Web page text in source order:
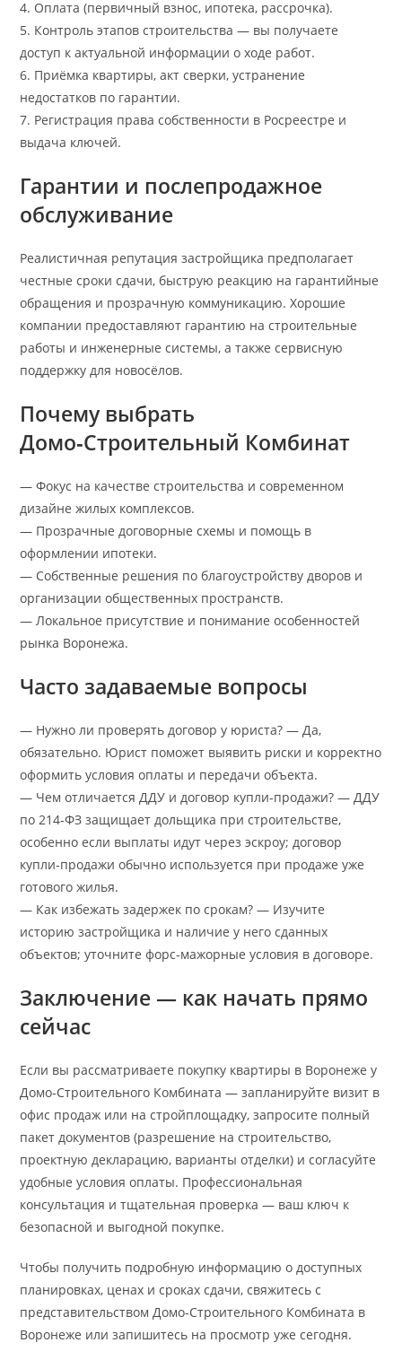
4. Оплата (первичный взнос, ипотека, рассрочка).
5. Контроль этапов строительства — вы получаете
доступ к актуальной информации о ходе работ.
6. Приёмка квартиры, акт сверки, устранение
недостатков по гарантии.
7. Регистрация права собственности в Росреестре и
выдача ключей.
Гарантии и послепродажное
обслуживание
Реалистичная репутация застройщика предполагает
честные сроки сдачи, быструю реакцию на гарантийные
обращения и прозрачную коммуникацию. Хорошие
компании предоставляют гарантию на строительные
работы и инженерные системы, а также сервисную
поддержку для новосёлов.
Почему выбрать
Домо‑Строительный Комбинат
— Фокус на качестве строительства и современном
дизайне жилых комплексов.
— Прозрачные договорные схемы и помощь в
оформлении ипотеки.
— Собственные решения по благоустройству дворов и
организации общественных пространств.
— Локальное присутствие и понимание особенностей
рынка Воронежа.
Часто задаваемые вопросы
— Нужно ли проверять договор у юриста? — Да,
обязательно. Юрист поможет выявить риски и корректно
оформить условия оплаты и передачи объекта.
— Чем отличается ДДУ и договор купли‑продажи? — ДДУ
по 214‑ФЗ защищает дольщика при строительстве,
особенно если выплаты идут через эскроу; договор
купли‑продажи обычно используется при продаже уже
готового жилья.
— Как избежать задержек по срокам? — Изучите
историю застройщика и наличие у него сданных
объектов; уточните форс‑мажорные условия в договоре.
Заключение — как начать прямо
сейчас
Если вы рассматриваете покупку квартиры в Воронеже у
Домо‑Строительного Комбината — запланируйте визит в
офис продаж или на стройплощадку, запросите полный
пакет документов (разрешение на строительство,
проектную декларацию, варианты отделки) и согласуйте
удобные условия оплаты. Профессиональная
консультация и тщательная проверка — ваш ключ к
безопасной и выгодной покупке.
Чтобы получить подробную информацию о доступных
планировках, ценах и сроках сдачи, свяжитесь с
представительством Домо‑Строительного Комбината в
Воронеже или запишитесь на просмотр уже сегодня.